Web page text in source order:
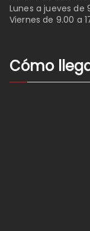
Lunes a jueves de
Viernes de 9.00 a
Cómo